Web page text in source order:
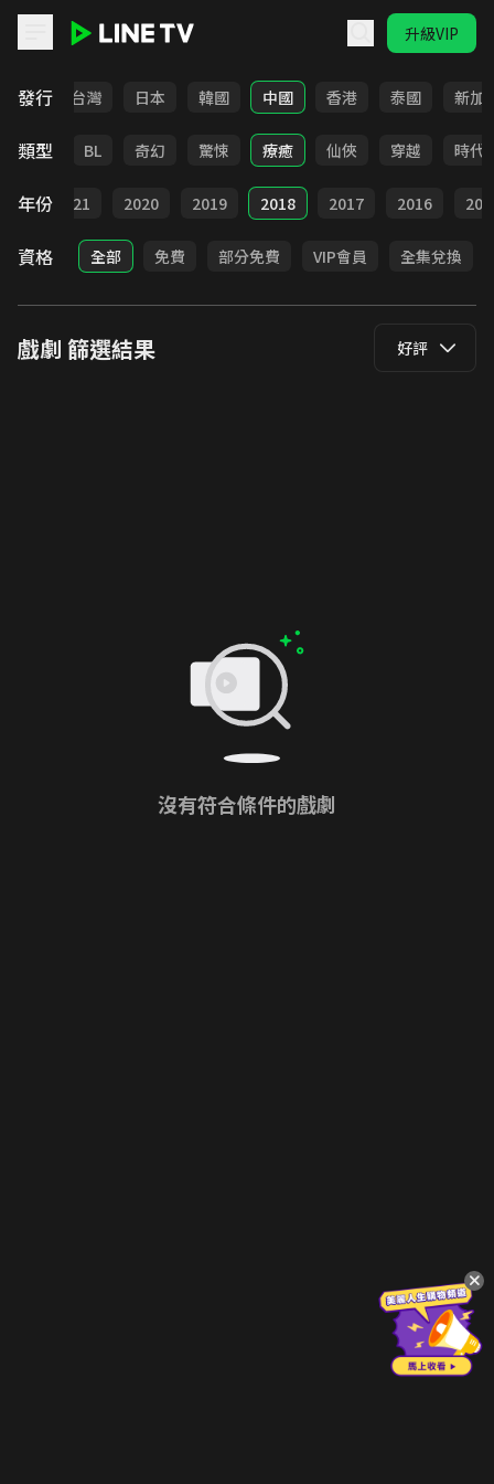
升級VIP
發行
全部 台灣 日本 韓國 中國 香港 泰國 新加
類型
勵志 BL 奇幻 驚悚 療癒 仙俠 穿越 時代
年份 2021 2020 2019 2018 2017 2016
資格 全部 免費 部分免費 VIP會員 全集兌換
戲劇 篩選結果 好評
沒有符合條件的戲劇